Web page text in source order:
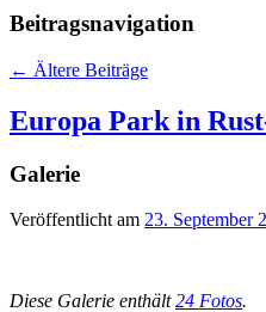
Beitragsnavigation
← Ältere Beiträge
Europa Park in
Galerie
Veröffentlicht am 23. September
Diese Galerie enthält24 Fotos.